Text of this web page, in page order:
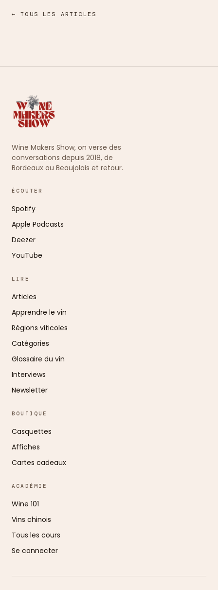
← TOUS LES ARTICLES
Wine Makers Show, on verse des
conversations depuis 2018, de
Bordeaux au Beaujolais et retour.
ÉCOUTER
Spotify
Apple Podcasts
Deezer
YouTube
LIRE
Articles
Apprendre le vin
Régions viticoles
Catégories
Glossaire du vin
Interviews
Newsletter
BOUTIQUE
Casquettes
Affiches
Cartes cadeaux
ACADÉMIE
Wine 101
Vins chinois
Tous les cours
Se connecter